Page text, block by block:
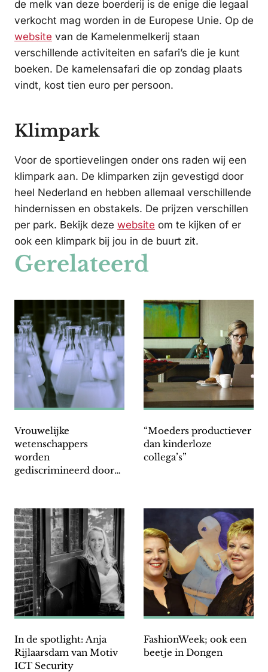
de melk van deze boerderij is de enige die legaal
verkocht mag worden in de Europese Unie. Op de
website van de Kamelenmelkerij staan
verschillende activiteiten en safari’s die je kunt
boeken. De kamelensafari die op zondag plaats
vindt, kost tien euro per persoon.
Klimpark
Voor de sportievelingen onder ons raden wij een
klimpark aan. De klimparken zijn gevestigd door
heel Nederland en hebben allemaal verschillende
hindernissen en obstakels. De prijzen verschillen
per park. Bekijk deze website om te kijken of er
ook een klimpark bij jou in de buurt zit.
Gerelateerd
Vrouwelijke
wetenschappers
worden
gediscrimineerd door
“Moeders productiever
dan kinderloze
collega’s”
In de spotlight: Anja
Rijlaarsdam van Motiv
ICT Security
FashionWeek; ook een
beetje in Dongen